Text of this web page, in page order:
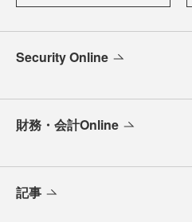
Security Online
財務・会計Online
記事